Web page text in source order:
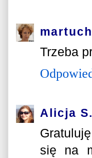
Trzeba
Alicja S.
się na